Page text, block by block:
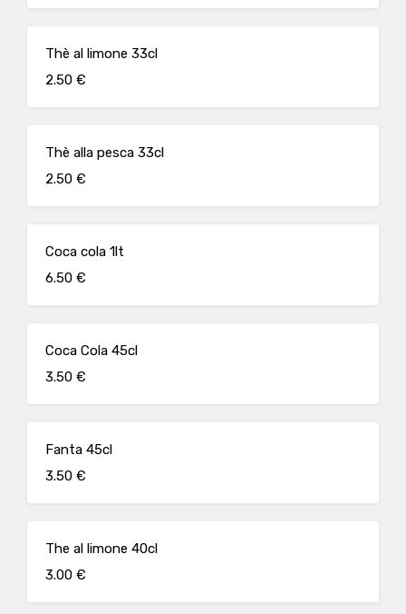
Thè al limone 33cl
2.50 €
Thè alla pesca 33cl
2.50 €
Coca cola 1lt
6.50 €
Coca Cola 45cl
3.50 €
Fanta 45cl
3.50 €
The al limone 40cl
3.00 €